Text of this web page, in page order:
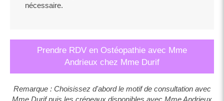
nécessaire.
Prendre RDV en Ostéopathie avec Mme
Andrieux chez Mme Durif
Remarque : Choisissez d'abord le motif de consultation avec
Mme Durif puis les créneaux disponibles avec Mme Andrieux